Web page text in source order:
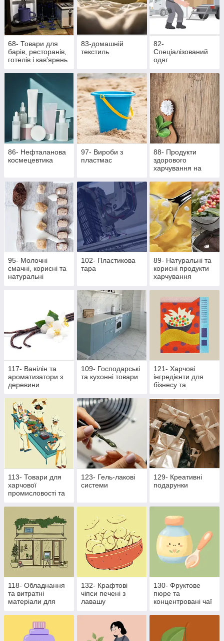
68- Товари для
барів, ресторанів,
готелів і кав'ярень
83-домашній
текстиль
82-
Спеціалізований
одяг
86- Нефталанова
космецевтика
97- Вироби з
пластмас
88- Продукти
здорового
харчування на
стевії
95- Молочні
смачні, корисні та
натуральні
102- Пластикова
тара
89- Натуральні та
корисні продукти
харчування
117- Ванілін та
ароматизатори з
деревини
109- Господарські
та кухонні товари
121- Харчові
інгредієнти для
бізнесу та
113- Товари для
харчової
промисловості та
бізнесу
123- Гель-лакові
системи
129- Креативні
подарунки
118- Обладнання
та витратні
матеріали для
промисловості
132- Крафтові
чіпси печені з
лавашу
130- Фруктове
пюре та
концентровані чаї